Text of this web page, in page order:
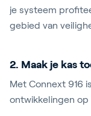
je systeem
gebied van
2. Maak je kas
Met Connext 916
ontwikkelingen